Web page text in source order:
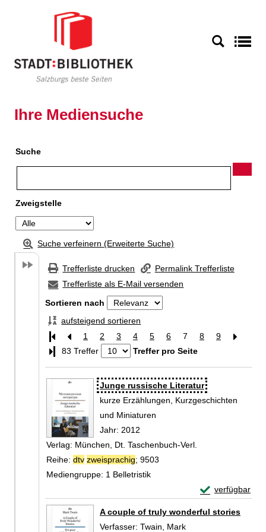
Ihre Mediensuche
Suche
Zweigstelle
Suche verfeinern (Erweiterte Suche)
Trefferliste drucken
Permalink Trefferliste
Trefferliste als E-Mail versenden
Sortieren nach
aufsteigend sortieren
1
2 3 4 5 6 7 8
9
Letzte Seite
83 Treffer Treffer pro Seite
Suchergebnis
Zu den Suchfiltern springen
Junge russische Literatur
kurze Erzählungen, Kurzgeschichten
und Miniaturen
Suche nach diesem Verfasser
Jahr: 2012
Verlag: München, Dt. Taschenbuch-Verl.
Reihe: dtv zweisprachig; 9503
Mediengruppe: 1 Belletristik
verfügbar
Exemplar-
A couple of truly wonderful stories
Verfasser: Twain, Mark